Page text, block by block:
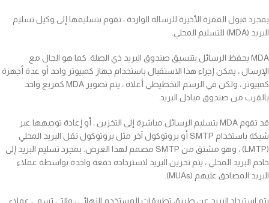
بمجرد قبول القفزة الأخيرة للرسالة الواردة ، تقوم بتسليمها إلى وكيل تسليم
البريد (MDA) للتسليم المحلي.
MDA يحفظ الرسائل بتنسيق صندوق البريد ذي الصلة. كما هو الحال مع
الإرسال ، يمكن إجراء هذا الاستقبال باستخدام جهاز كمبيوتر واحد أو عدة أجهزة
كمبيوتر ، ولكن في الرسم التخطيطي أعلاه ، يتم تصوير MDA كمربع واحد
بالقرب من صندوق مبادل البريد.
قد تقوم MDA بتسليم الرسائل مباشرة إلى التخزين ، أو إعادة توجيهها عبر
شبكة باستخدام SMTP أو بروتوكول آخر مثل بروتوكول نقل البريد المحلي
(LMTP) ، وهو مشتق من SMTP مصمم لهذا الغرض. بمجرد تسليم البريد إلى
خادم البريد المحلي ، يتم تخزين البريد لاسترداده دفعة واحدة بواسطة عملاء
البريد المصادق عليهم (MUAs).
يتم استرداد البريد عن طريق تطبيقات المستخدم النهائي ، والتي تسمى عملاء